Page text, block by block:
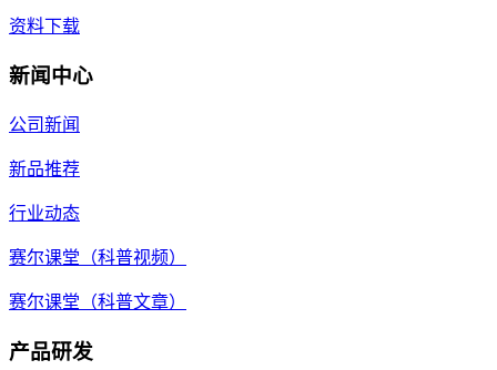
资料下载
新闻中心
公司新闻
新品推荐
行业动态
赛尔课堂（科普视频）
赛尔课堂（科普文章）
产品研发